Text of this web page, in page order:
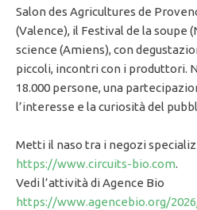
Salon des Agricultures de
(Valence), il Festival de la soupe
science (Amiens), con
piccoli, incontri con i produttori.
18.000 persone, una
l’interesse e la curiosità del
Metti il naso tra i negozi
https://www.circuits-bio.com.
Vedi l’attività di Agence Bio
https://www.agencebio.org/